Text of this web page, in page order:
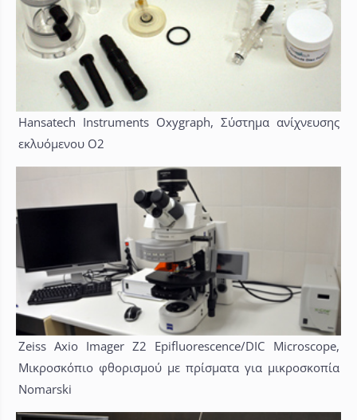
Hansatech Instruments Oxygraph, Σύστημα ανίχνευσης
εκλυόμενου Ο2
Zeiss Axio Imager Z2 Epifluorescence/DIC Microscope,
Μικροσκόπιο φθορισμού με πρίσματα για μικροσκοπία
Nomarski